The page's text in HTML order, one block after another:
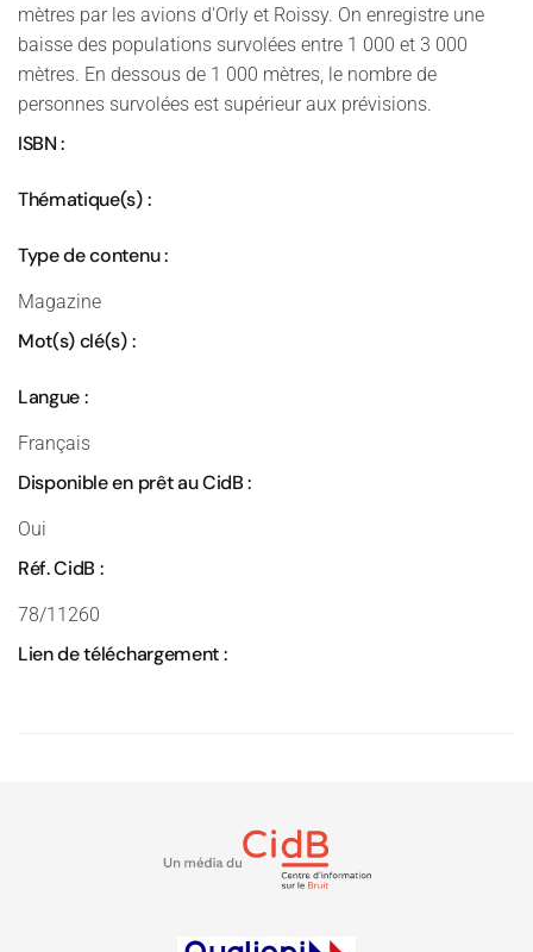
mètres par les avions d'Orly et Roissy. On enregistre une
baisse des populations survolées entre 1 000 et 3 000
mètres. En dessous de 1 000 mètres, le nombre de
personnes survolées est supérieur aux prévisions.
ISBN :
Thématique(s) :
Type de contenu :
Magazine
Mot(s) clé(s) :
Langue :
Français
Disponible en prêt au CidB :
Oui
Réf. CidB :
78/11260
Lien de téléchargement :